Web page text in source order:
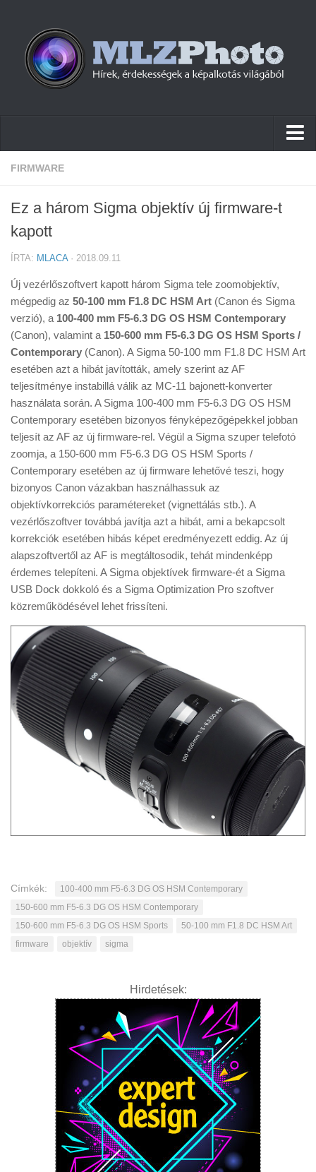
Hírek
Cikkek
Szoftver
Tudástár
Tanácsok
Érdekességek
Helyszíni Riport
E-BB
FIRMWARE
Ez a három Sigma objektív új firmware-t
kapott
ÍRTA: MLACA· 2018.09.11
Új vezérlőszoftvert kapott három Sigma tele zoomobjektív,
mégpedig az 50-100 mm F1.8 DC HSM Art (Canon és Sigma
verzió), a 100-400 mm F5-6.3 DG OS HSM Contemporary
(Canon), valamint a 150-600 mm F5-6.3 DG OS HSM Sports /
Contemporary (Canon). A Sigma 50-100 mm F1.8 DC HSM Art
esetében azt a hibát javították, amely szerint az AF
teljesítménye instabillá válik az MC-11 bajonett-konverter
használata során. A Sigma 100-400 mm F5-6.3 DG OS HSM
Contemporary esetében bizonyos fényképezőgépekkel jobban
teljesít az AF az új firmware-rel. Végül a Sigma szuper telefotó
zoomja, a 150-600 mm F5-6.3 DG OS HSM Sports /
Contemporary esetében az új firmware lehetővé teszi, hogy
bizonyos Canon vázakban használhassuk az
objektívkorrekciós paramétereket (vignettálás stb.). A
vezérlőszoftver továbbá javítja azt a hibát, ami a bekapcsolt
korrekciók esetében hibás képet eredményezett eddig. Az új
alapszoftvertől az AF is megtáltosodik, tehát mindenképp
érdemes telepíteni. A Sigma objektívek firmware-ét a Sigma
USB Dock dokkoló és a Sigma Optimization Pro szoftver
közreműködésével lehet frissíteni.
Címkék:
100-400 mm F5-6.3 DG OS HSM Contemporary
150-600 mm F5-6.3 DG OS HSM Contemporary
150-600 mm F5-6.3 DG OS HSM Sports
50-100 mm F1.8 DC HSM Art
firmware
objektív sigma
Hirdetések: